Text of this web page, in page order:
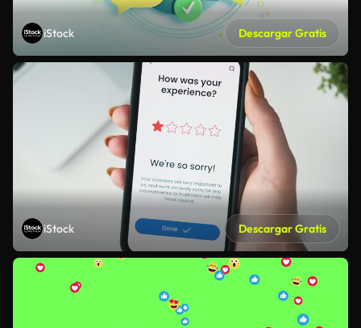
iStock Descargar Gratis
iStock Descargar Gratis